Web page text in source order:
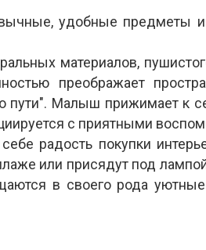
удобные предметы
материалов,
преображает
Малыш прижимает к
с приятными
радость покупки
или присядут под
в своего рода